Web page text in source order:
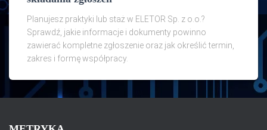
Planujesz praktyki lub staż w ELETOR Sp. z o.o.?
Sprawdź, jakie informacje i dokumenty powinno
zawierać kompletne zgłoszenie oraz jak określić termin,
zakres i formę współpracy.